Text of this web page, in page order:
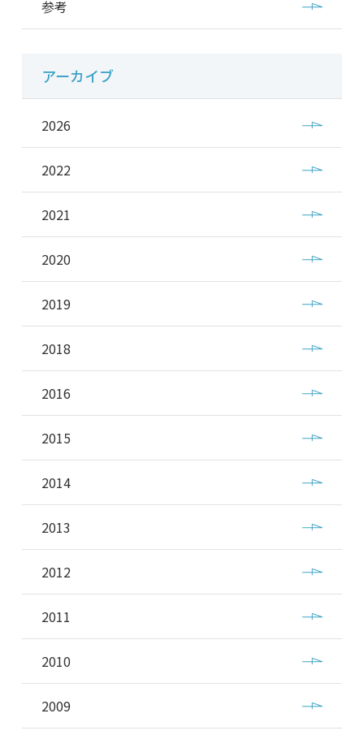
参考
アーカイブ
2026
2022
2021
2020
2019
2018
2016
2015
2014
2013
2012
2011
2010
2009